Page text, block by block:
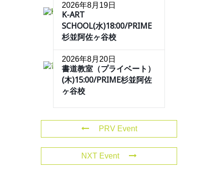
2026年8月19日
K-ART
SCHOOL(水)18:00/PRIME
杉並阿佐ヶ谷校
2026年8月20日
書道教室（プライベート）
(木)15:00/PRIME杉並阿佐
ヶ谷校
PRV Event
NXT Event